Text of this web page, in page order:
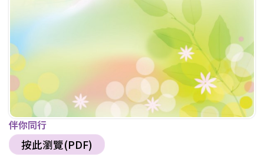
伴你同行
按此瀏覽(PDF)